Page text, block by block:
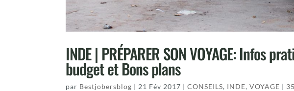
INDE | PRÉPARER SON VOYAGE: Infos
budget et Bons plans
par Bestjobersblog | 21 Fév 2017 |CONSEILS, INDE,VOYAGE |